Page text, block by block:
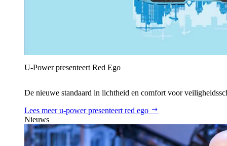
U‑Power presenteert Red Ego
De nieuwe standaard in lichtheid en comfort voor
Lees meeru‑power presenteert red ego
Nieuws